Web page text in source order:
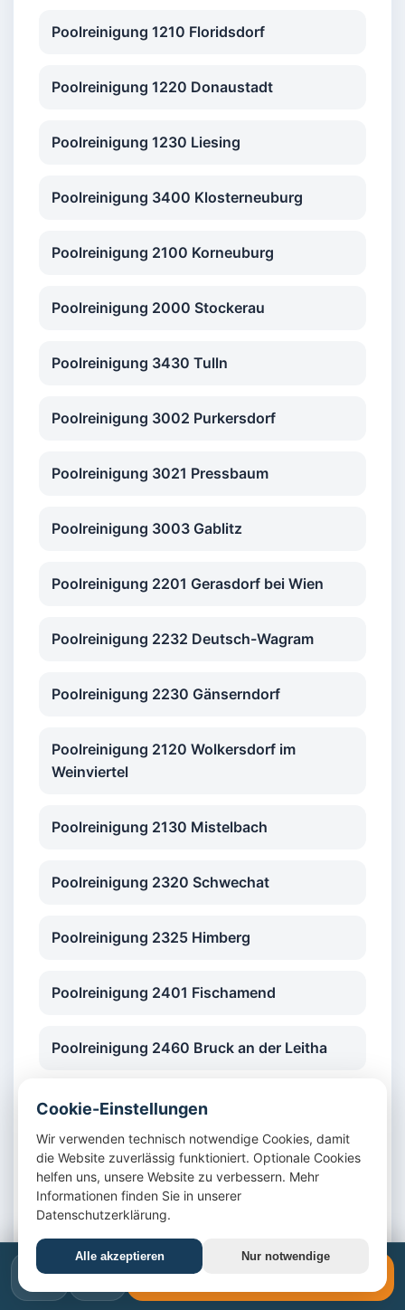
Poolreinigung 1210 Floridsdorf
Poolreinigung 1220 Donaustadt
Poolreinigung 1230 Liesing
Poolreinigung 3400 Klosterneuburg
Poolreinigung 2100 Korneuburg
Poolreinigung 2000 Stockerau
Poolreinigung 3430 Tulln
Poolreinigung 3002 Purkersdorf
Poolreinigung 3021 Pressbaum
Poolreinigung 3003 Gablitz
Poolreinigung 2201 Gerasdorf bei Wien
Poolreinigung 2232 Deutsch-Wagram
Poolreinigung 2230 Gänserndorf
Poolreinigung 2120 Wolkersdorf im
Weinviertel
Poolreinigung 2130 Mistelbach
Poolreinigung 2320 Schwechat
Poolreinigung 2325 Himberg
Poolreinigung 2401 Fischamend
Poolreinigung 2460 Bruck an der Leitha
Poolreinigung 2340 Mödling
Poolreinigung 2351 Wiener Neudorf
Poolreinigung 2352 Gumpoldskirchen
Poolreinigung 2353 Guntramsdorf
📞 ✉️ 📞 +43 1 4420617
Cookie-Einstellungen
Wir verwenden technisch notwendige Cookies, damit
die Website zuverlässig funktioniert. Optionale Cookies
helfen uns, unsere Website zu verbessern. Mehr
Informationen finden Sie in unserer
Datenschutzerklärung.
Alle akzeptieren Nur notwendige